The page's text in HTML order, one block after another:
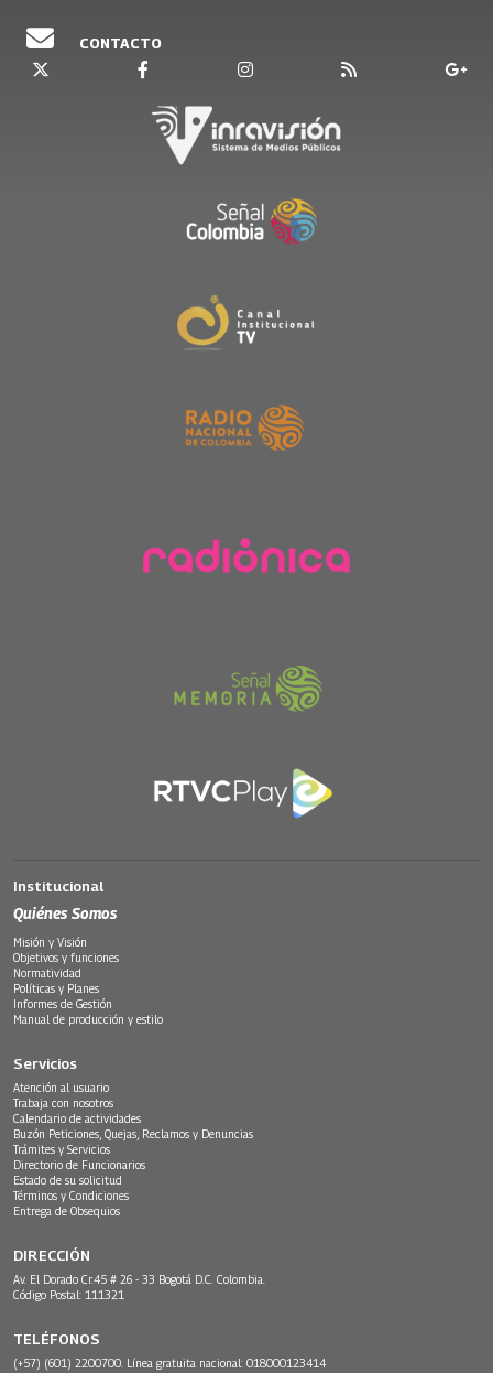
CONTACTO
Institucional
Quiénes Somos
Misión y Visión
Objetivos y funciones
Normatividad
Políticas y Planes
Informes de Gestión
Manual de producción y estilo
Servicios
Atención al usuario
Trabaja con nosotros
Calendario de actividades
Buzón Peticiones, Quejas, Reclamos y Denuncias
Trámites y Servicios
Directorio de Funcionarios
Estado de su solicitud
Términos y Condiciones
Entrega de Obsequios
DIRECCIÓN
Av. El Dorado Cr.45 # 26 - 33 Bogotá D.C. Colombia.
Código Postal: 111321
TELÉFONOS
(+57) (601) 2200700. Línea gratuita nacional: 018000123414